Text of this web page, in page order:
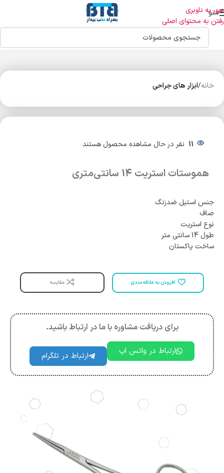
عبور به ناوبری
رفتن به محتوای اصلی
منو
خانه ابزار های جراحی
11 نفر در حال مشاهده محصول هستند
هموستات استریت 14 سانتی‌متری
جنس استیل ضدزنگ
صاف
نوع استریت
طول 14 سانتی متر
ساخت پاکستان
افزودن به علاقه مندی مقایسه
برای دریافت مشاوره با ما در ارتباط باشید.
ارتباط در واتس اپ ارتباط در تلگرام